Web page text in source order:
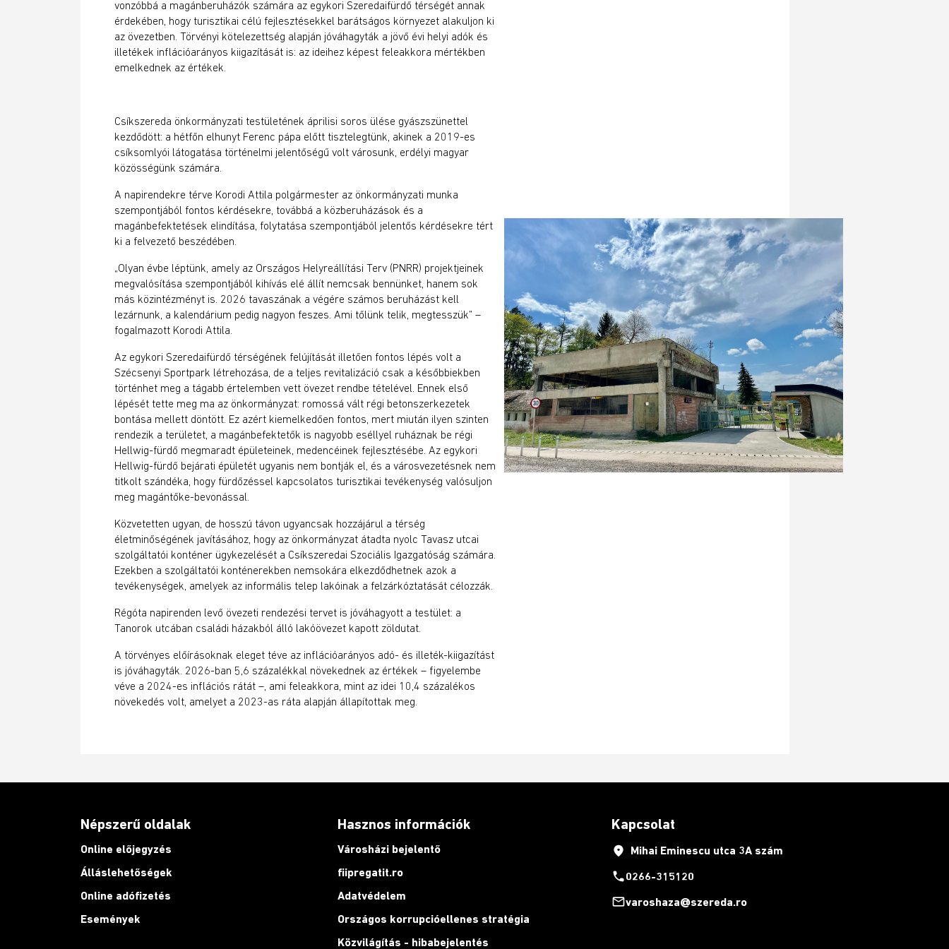
vonzóbbá a magánberuházók számára az egykori Szeredaifürdő térségét annak
érdekében, hogy turisztikai célú fejlesztésekkel barátságos környezet alakuljon ki
az övezetben. Törvényi kötelezettség alapján jóváhagyták a jövő évi helyi adók és
illetékek inflációarányos kiigazítását is: az ideihez képest feleakkora mértékben
emelkednek az értékek.
Csíkszereda önkormányzati testületének áprilisi soros ülése gyászszünettel
kezdődött: a hétfőn elhunyt Ferenc pápa előtt tisztelegtünk, akinek a 2019-es
csíksomlyói látogatása történelmi jelentőségű volt városunk, erdélyi magyar
közösségünk számára.
A napirendekre térve Korodi Attila polgármester az önkormányzati munka
szempontjából fontos kérdésekre, továbbá a közberuházások és a
magánbefektetések elindítása, folytatása szempontjából jelentős kérdésekre tért
ki a felvezető beszédében.
„Olyan évbe léptünk, amely az Országos Helyreállítási Terv (PNRR) projektjeinek
megvalósítása szempontjából kihívás elé állít nemcsak bennünket, hanem sok
más közintézményt is. 2026 tavaszának a végére számos beruházást kell
lezárnunk, a kalendárium pedig nagyon feszes. Ami tőlünk telik, megtesszük” –
fogalmazott Korodi Attila.
Az egykori Szeredaifürdő térségének felújítását illetően fontos lépés volt a
Szécsenyi Sportpark létrehozása, de a teljes revitalizáció csak a későbbiekben
történhet meg a tágabb értelemben vett övezet rendbe tételével. Ennek első
lépését tette meg ma az önkormányzat: romossá vált régi betonszerkezetek
bontása mellett döntött. Ez azért kiemelkedően fontos, mert miután ilyen szinten
rendezik a területet, a magánbefektetők is nagyobb eséllyel ruháznak be régi
Hellwig-fürdő megmaradt épületeinek, medencéinek fejlesztésébe. Az egykori
Hellwig-fürdő bejárati épületét ugyanis nem bontják el, és a városvezetésnek nem
titkolt szándéka, hogy fürdőzéssel kapcsolatos turisztikai tevékenység valósuljon
meg magántőke-bevonással.
Közvetetten ugyan, de hosszú távon ugyancsak hozzájárul a térség
életminőségének javításához, hogy az önkormányzat átadta nyolc Tavasz utcai
szolgáltatói konténer ügykezelését a Csíkszeredai Szociális Igazgatóság számára.
Ezekben a szolgáltatói konténerekben nemsokára elkezdődhetnek azok a
tevékenységek, amelyek az informális telep lakóinak a felzárkóztatását célozzák.
Régóta napirenden levő övezeti rendezési tervet is jóváhagyott a testület: a
Tanorok utcában családi házakból álló lakóövezet kapott zöldutat.
A törvényes előírásoknak eleget téve az inflációarányos adó- és illeték-kiigazítást
is jóváhagyták. 2026-ban 5,6 százalékkal növekednek az értékek – figyelembe
véve a 2024-es inflációs rátát –, ami feleakkora, mint az idei 10,4 százalékos
növekedés volt, amelyet a 2023-as ráta alapján állapítottak meg.
Népszerű oldalak
Online előjegyzés
Álláslehetőségek
Online adófizetés
Események
Hasznos információk
Városházi bejelentő
fiipregatit.ro
Adatvédelem
Országos korrupcióellenes stratégia
Közvilágítás - hibabejelentés
Kapcsolat
place Mihai Eminescu utca 3A szám
phone0266-315120
mail_outlinevaroshaza@szereda.ro